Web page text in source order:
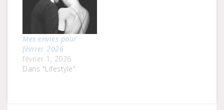
Mes envies pour
février 2026
février 1, 2026
Dans "Lifestyle"